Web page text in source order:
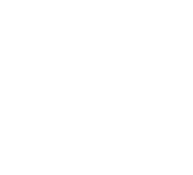
округ